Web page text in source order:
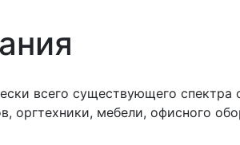
всего существующего спектра
оргтехники, мебели, офисного